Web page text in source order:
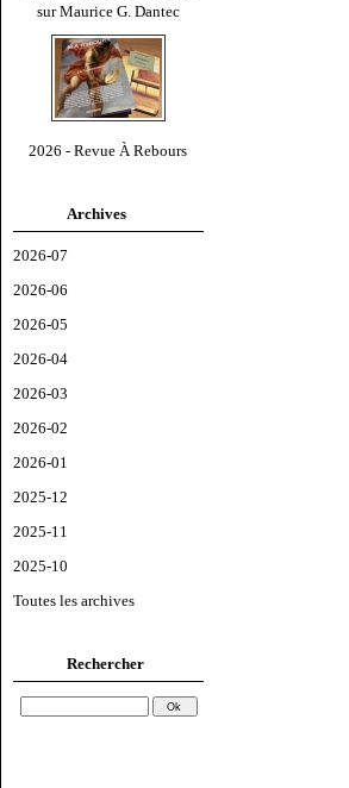
sur Maurice G. Dantec
2026 - Revue À Rebours
Archives
2026-07
2026-06
2026-05
2026-04
2026-03
2026-02
2026-01
2025-12
2025-11
2025-10
Toutes les archives
Rechercher